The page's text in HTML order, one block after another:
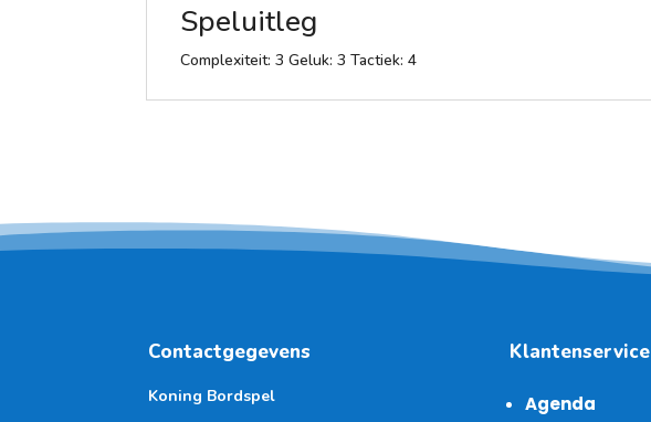
Speluitleg
Complexiteit: 3 Geluk: 3 Tactiek: 4
Contactgegevens
Koning Bordspel
Klantenservice
Agenda